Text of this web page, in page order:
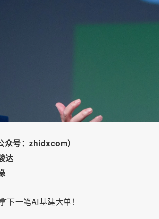
众号：zhidxcom）
达
下一笔AI基建大单！